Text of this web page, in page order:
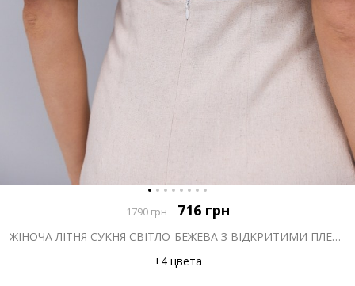
1790грн 716 грн
ЖІНОЧА ЛІТНЯ СУКНЯ СВІТЛО-БЕЖЕВА З ВІДКРИТИМИ ПЛЕЧИМА ТА ВИРІЗОМ НА ТАЛІЇ
+4 цвета